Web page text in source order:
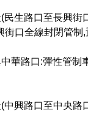
民生路口至長興
街口全線封閉管制
華路口:彈性管制
中興路口至中央